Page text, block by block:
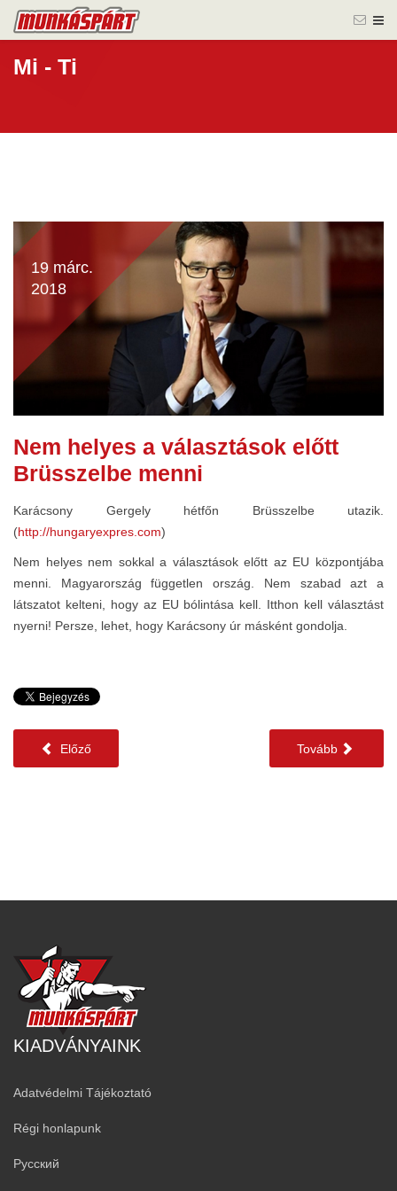
Mi - Ti
19 márc.
2018
Nem helyes a választások előtt
Brüsszelbe menni
Karácsony Gergely hétfőn Brüsszelbe utazik.
(http://hungaryexpres.com)
Nem helyes nem sokkal a választások előtt az EU központjába
menni. Magyarország független ország. Nem szabad azt a
látszatot kelteni, hogy az EU bólintása kell. Itthon kell választást
nyerni! Persze, lehet, hogy Karácsony úr másként gondolja.
Előző Tovább
KIADVÁNYAINK
Adatvédelmi Tájékoztató
Régi honlapunk
Русский